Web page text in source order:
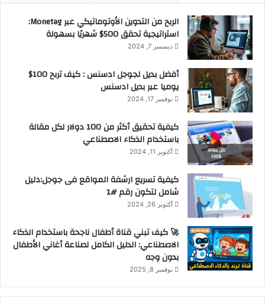
الربح من التدوين الأوتوماتيكي عبر Monetag:
استراتيجية تحقق 500$ شهريًا بسهولة
ديسمبر 7, 2024
أفضل بديل لجوجل ادسنس : كيف تربح 100$
يوميا عبر بديل ادسنس
نوفمبر 17, 2024
كيفية تحقيق أكثر من 100 دولار لكل مقالة
باستخدام الذكاء الاصطناعي
أكتوبر 11, 2024
كيفية تسريع ارشفة المواقع فى جوجل:دليل
شامل لتكون رقم #1
أكتوبر 26, 2024
🚀 كيف تبني قناة أطفال ناجحة باستخدام الذكاء
الاصطناعي: الدليل الكامل لصناعة أغاني الأطفال
بدون وجه
نوفمبر 8, 2025